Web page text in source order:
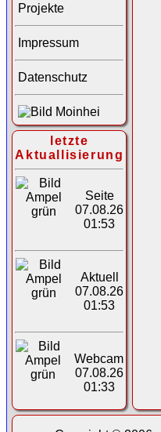
Projekte
Impressum
Datenschutz
letzte
Aktuallisierung
Seite
07.08.26
01:53
Aktuell
07.08.26
01:53
Webcam
07.08.26
01:33